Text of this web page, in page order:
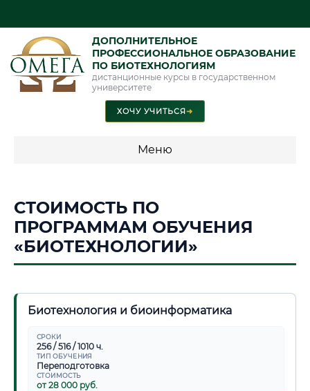
ДОПОЛНИТЕЛЬНОЕ
ПРОФЕССИОНАЛЬНОЕ ОБРАЗОВАНИЕ
ПО БИОТЕХНОЛОГИЯМ
дистанционные курсы в государственном
университете
ХОЧУ УЧИТЬСЯ➜
Меню
Стоимость по программам обучения "Биотехнологии"
📜 Документы и аккредитация ФИС ФРДО
🔍
СТОИМОСТЬ ПО
ПРОГРАММАМ ОБУЧЕНИЯ
«БИОТЕХНОЛОГИИ»
Биотехнология и биоинформатика
СРОКИ
256 / 516 / 1010 ч.
ТИП ОБУЧЕНИЯ
Переподготовка
СТОИМОСТЬ
от 28 000 руб.